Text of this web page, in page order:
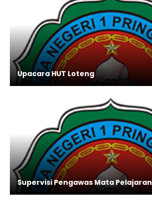
Upacara HUT Loteng
Supervisi Pengawas Mata Pelajaran